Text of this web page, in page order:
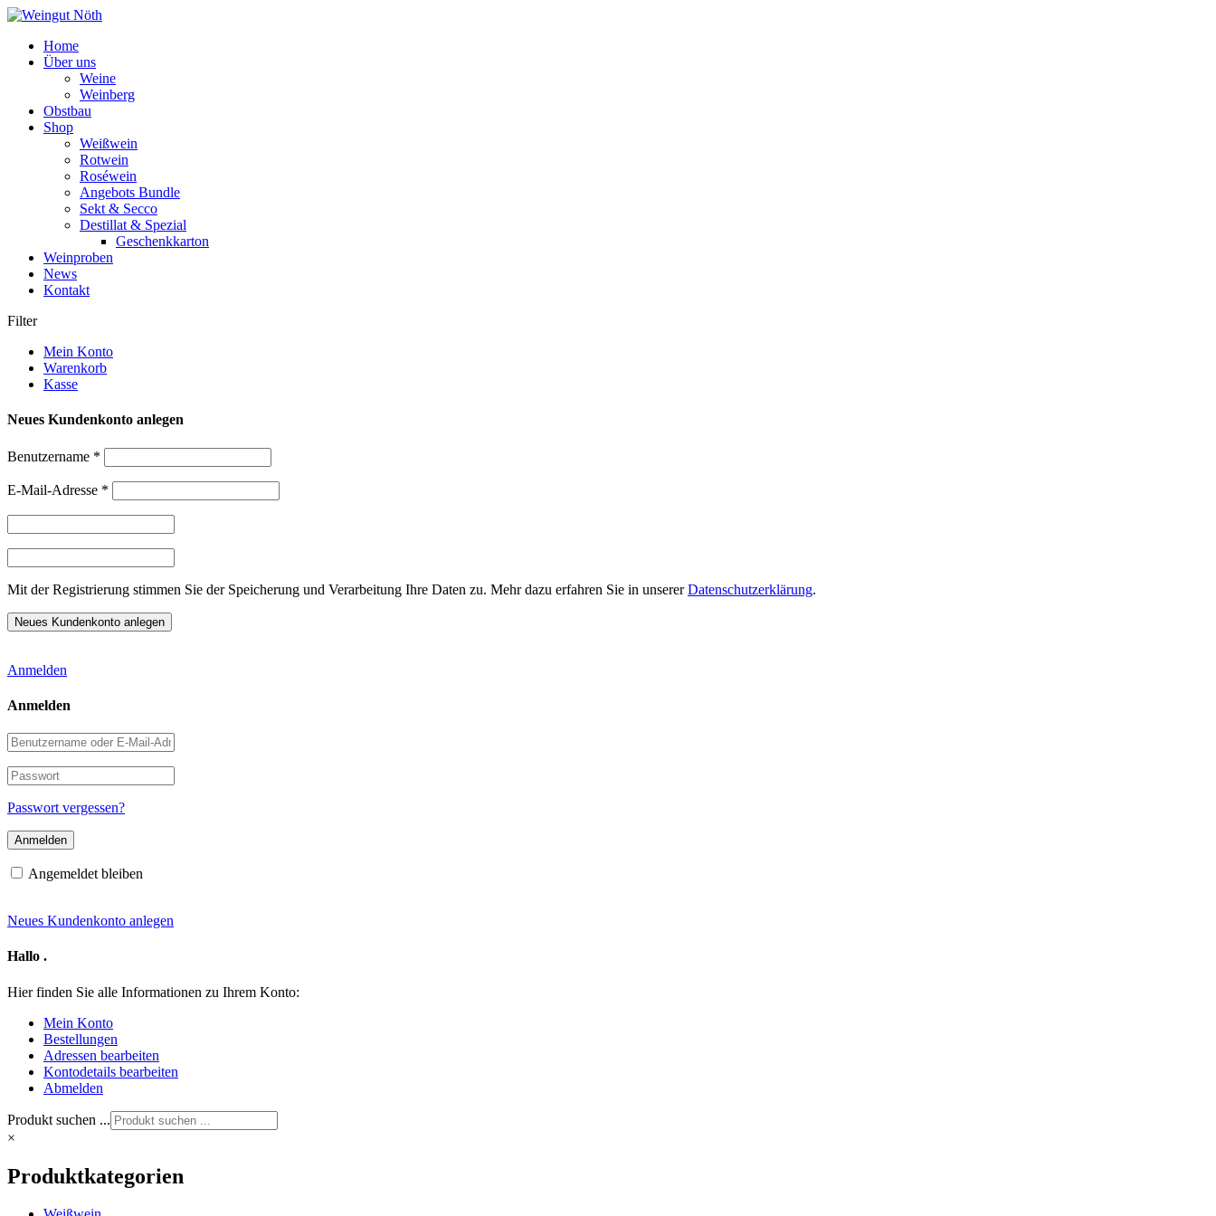
Weiter
Inhalt
Home
Über uns
Weine
Weinberg
Obstbau
Shop
Weißwein
Rotwein
Roséwein
Angebots Bundle
Sekt & Secco
Destillat & Spezial
Geschenkkarton
Weinproben
News
Kontakt
Filter
Mein Konto
Warenkorb
Kasse
Neues Kundenkonto anlegen
Benutzername *
E-Mail-Adresse *
Mit der Registrierung stimmen Sie der Speicherung und Verarbeitung Ihre Daten zu. Mehr dazu erfahren Sie in unsererDatenschutzerklärung.
Anmelden
Anmelden
Benutzername
oder
E-
Mail-
Adresse
Passwort
Passwort vergessen?
Angemeldet bleiben
Neues Kundenkonto anlegen
Hallo .
Hier finden Sie alle Informationen zu Ihrem Konto:
Mein Konto
Bestellungen
Adressen bearbeiten
Kontodetails bearbeiten
Abmelden
Produkt suchen ...
×
Produktkategorien